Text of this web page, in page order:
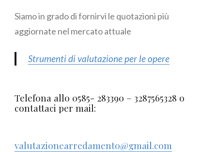
Siamo in grado di fornirvi le quotazioni più
aggiornate nel mercato attuale
Strumenti di valutazione per le opere
Telefona allo 0585- 283390 – 3287565328 o
contattaci per mail:
valutazionearredamento@gmail.com